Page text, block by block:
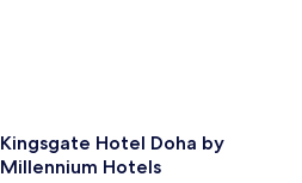
Kingsgate
Hotel
Kingsgate Hotel Doha by
Millennium Hotels